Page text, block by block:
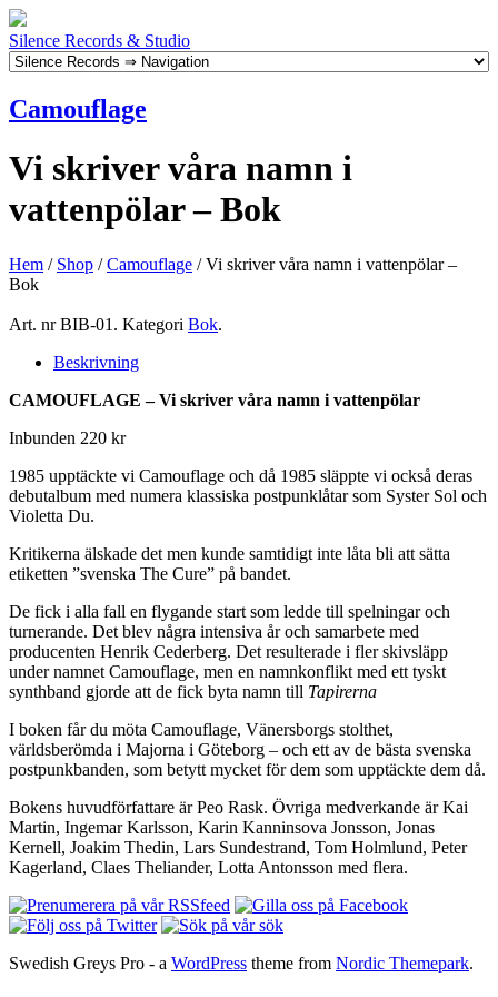
Silence Records & Studio
Camouflage
Vi skriver våra namn i
vattenpölar – Bok
Hem / Shop /Camouflage / Vi skriver våra namn i vattenpölar –
Bok
Art. nrBIB-01 . Kategori Bok.
Beskrivning
CAMOUFLAGE – Vi skriver våra namn i vattenpölar
Inbunden 220 kr
1985 upptäckte vi Camouflage och då 1985 släppte vi också deras
debutalbum med numera klassiska postpunklåtar som Syster Sol och
Violetta Du.
Kritikerna älskade det men kunde samtidigt inte låta bli att sätta
etiketten ”svenska The Cure” på bandet.
De fick i alla fall en flygande start som ledde till spelningar och
turnerande. Det blev några intensiva år och samarbete med
producenten Henrik Cederberg. Det resulterade i fler skivsläpp
under namnet Camouflage, men en namnkonflikt med ett tyskt
synthband gjorde att de fick byta namn till Tapirerna
I boken får du möta Camouflage, Vänersborgs stolthet,
världsberömda i Majorna i Göteborg – och ett av de bästa svenska
postpunkbanden, som betytt mycket för dem som upptäckte dem då.
Bokens huvudförfattare är Peo Rask. Övriga medverkande är Kai
Martin, Ingemar Karlsson, Karin Kanninsova Jonsson, Jonas
Kernell, Joakim Thedin, Lars Sundestrand, Tom Holmlund, Peter
Kagerland, Claes Theliander, Lotta Antonsson med flera.
Swedish Greys Pro - a WordPress theme from Nordic Themepark.